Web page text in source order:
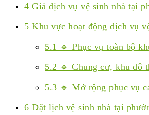
4 Giá dịch vụ vệ sinh nhà tại
5 Khu vực hoạt động dịch vụ
5.1 🔹 Phục vụ toàn bộ
5.2 🔹 Chung cư, khu đô
5.3 🔹 Mở rộng phục vụ
6 Đặt lịch vệ sinh nhà tại